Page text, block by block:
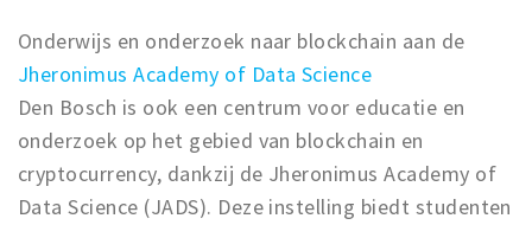
Onderwijs en onderzoek naar blockchain aan de
Jheronimus Academy of Data Science
Den Bosch is ook een centrum voor educatie en
onderzoek op het gebied van blockchain en
cryptocurrency, dankzij de Jheronimus Academy of
Data Science (JADS). Deze instelling biedt studenten